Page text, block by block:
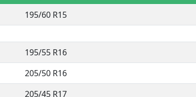
195/60 R15
195/55 R16
205/50 R16
205/45 R17